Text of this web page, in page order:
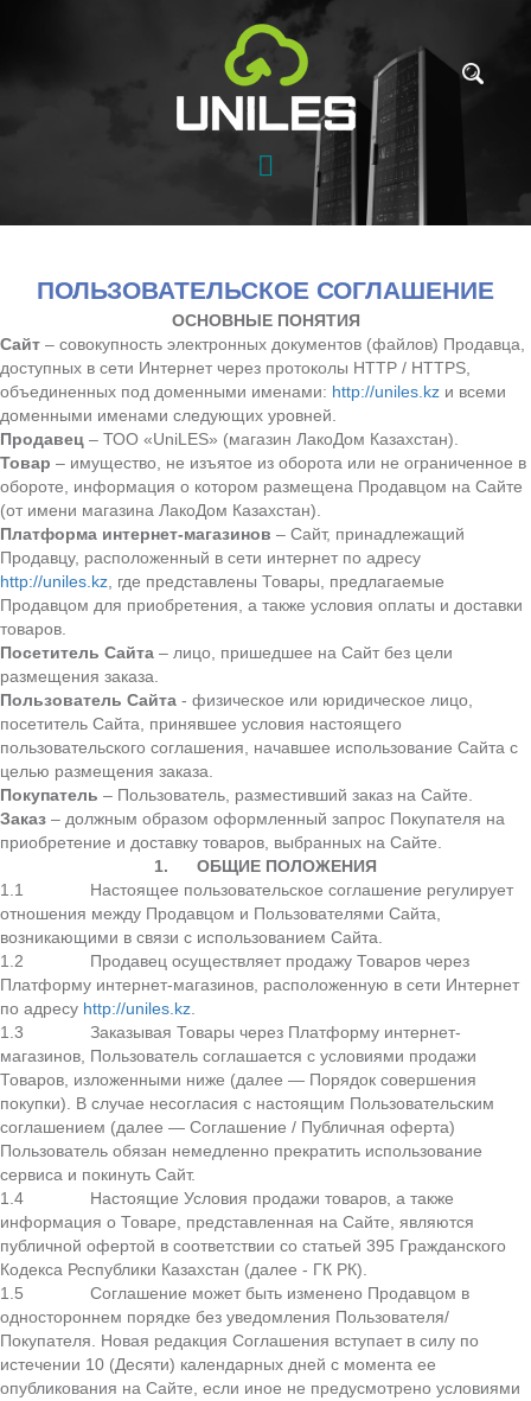
ПОЛЬЗОВАТЕЛЬСКОЕ СОГЛАШЕНИЕ
ОСНОВНЫЕ ПОНЯТИЯ
Сайт – совокупность электронных документов (файлов) Продавца,
доступных в сети Интернет через протоколы HTTP / HTTPS,
объединенных под доменными именами: http://uniles.kz и всеми
доменными именами следующих уровней.
Продавец – ТОО «UniLES» (магазин ЛакоДом Казахстан).
Товар – имущество, не изъятое из оборота или не ограниченное в
обороте, информация о котором размещена Продавцом на Сайте
(от имени магазина ЛакоДом Казахстан).
Платформа интернет-магазинов – Сайт, принадлежащий
Продавцу, расположенный в сети интернет по адресу
http://uniles.kz , где представлены Товары, предлагаемые
Продавцом для приобретения, а также условия оплаты и доставки
товаров.
Посетитель Сайта – лицо, пришедшее на Сайт без цели
размещения заказа.
Пользователь Сайта - физическое или юридическое лицо,
посетитель Сайта, принявшее условия настоящего
пользовательского соглашения, начавшее использование Сайта с
целью размещения заказа.
Покупатель – Пользователь, разместивший заказ на Сайте.
Заказ – должным образом оформленный запрос Покупателя на
приобретение и доставку товаров, выбранных на Сайте.
1. ОБЩИЕ ПОЛОЖЕНИЯ
1.1 Настоящее пользовательское соглашение регулирует
отношения между Продавцом и Пользователями Сайта,
возникающими в связи с использованием Сайта.
1.2 Продавец осуществляет продажу Товаров через
Платформу интернет-магазинов, расположенную в сети Интернет
по адресу http://uniles.kz
1.3 Заказывая Товары через Платформу интернет-
магазинов, Пользователь соглашается с условиями продажи
Товаров, изложенными ниже (далее — Порядок совершения
покупки). В случае несогласия с настоящим Пользовательским
соглашением (далее — Соглашение / Публичная оферта)
Пользователь обязан немедленно прекратить использование
сервиса и покинуть Сайт.
1.4 Настоящие Условия продажи товаров, а также
информация о Товаре, представленная на Сайте, являются
публичной офертой в соответствии со статьей 395 Гражданского
Кодекса Республики Казахстан (далее - ГК РК).
1.5 Соглашение может быть изменено Продавцом в
одностороннем порядке без уведомления Пользователя/
Покупателя. Новая редакция Соглашения вступает в силу по
истечении 10 (Десяти) календарных дней с момента ее
опубликования на Сайте, если иное не предусмотрено условиями